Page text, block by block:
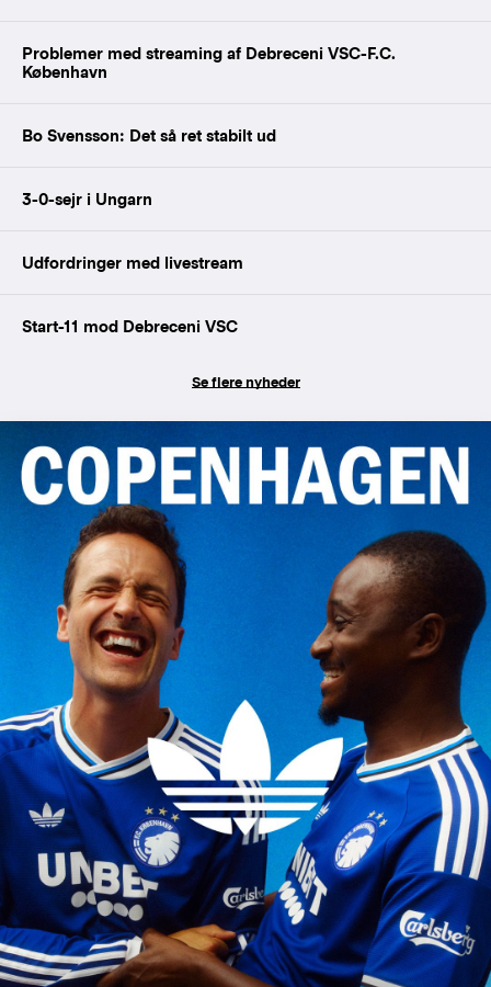
Problemer med streaming af Debreceni VSC-F.C.
København
Bo Svensson: Det så ret stabilt ud
3-0-sejr i Ungarn
Udfordringer med livestream
Start-11 mod Debreceni VSC
Se flere nyheder